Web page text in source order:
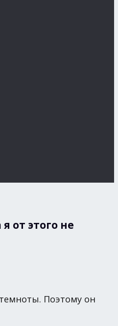
от этого не
Поэтому он